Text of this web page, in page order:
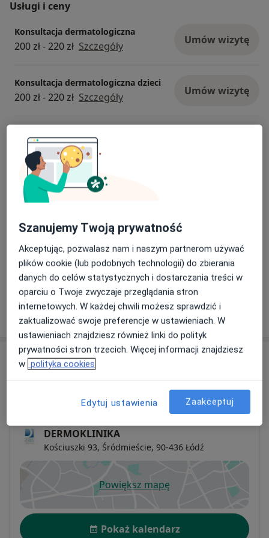
Usługi i ceny
Konsultacja dermatologiczna
200 zł - 220 zł Szczegóły Umów wizytę
Konsultacja dermatologiczna dzieci
200 zł - 220 zł Szczegóły Umów wizytę
Szczegóły
Krioterapia
Od 200 zł
Konsultacja dermatologiczna (pierwsza wizyta)
Szczegóły
+ 5 usług
W jaki sposób ustalane są ceny?
Adresy (4)
Adres 4
DERMOKLINIKA
Kościuszki 93, Śródmieście, 90-436 Łódź
Powiększ mapęotwiera się w nowej karcie
Dostępność
Pokaż kalendarz
Szanujemy Twoją prywatność
Akceptując, pozwalasz nam i naszym partnerom używać
plików cookie (lub podobnych technologii) do zbierania
danych do celów statystycznych i dostarczania treści w
oparciu o Twoje zwyczaje przeglądania stron
internetowych. W każdej chwili możesz sprawdzić i
zaktualizować swoje preferencje w ustawieniach. W
ustawieniach znajdziesz również linki do polityk
prywatności stron trzecich. Więcej informacji znajdziesz
w polityka cookies
Edytuj ustawienia Zaakceptuj